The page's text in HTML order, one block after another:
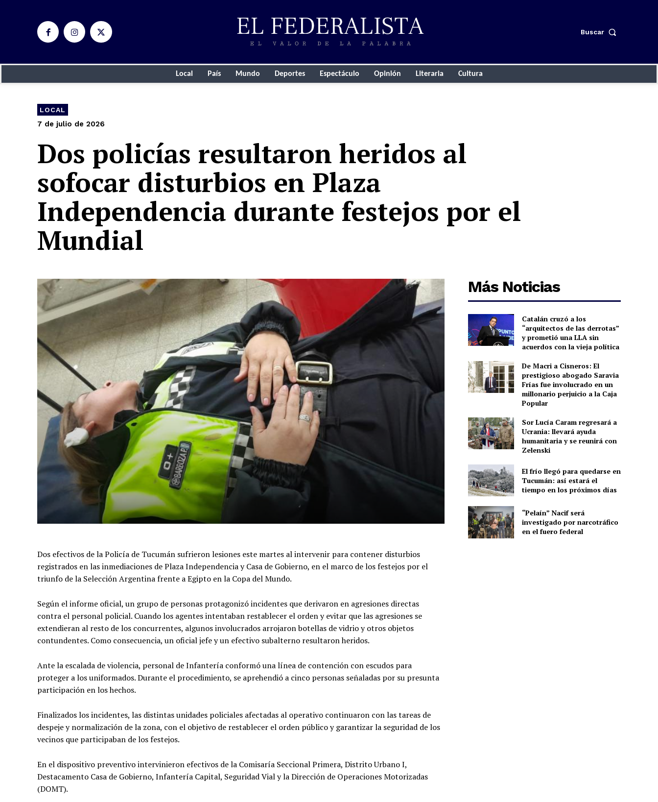
Buscar
Local País Mundo Deportes Espectáculo Opinión Literaria Cultura
LOCAL
7 de julio de 2026
Dos policías resultaron heridos al
sofocar disturbios en Plaza
Independencia durante festejos por el
Mundial
Dos efectivos de la Policía de Tucumán sufrieron lesiones este martes al intervenir para contener disturbios
registrados en las inmediaciones de Plaza Independencia y Casa de Gobierno, en el marco de los festejos por el
triunfo de la Selección Argentina frente a Egipto en la Copa del Mundo.
Según el informe oficial, un grupo de personas protagonizó incidentes que derivaron en agresiones directas
contra el personal policial. Cuando los agentes intentaban restablecer el orden y evitar que las agresiones se
extendieran al resto de los concurrentes, algunos involucrados arrojaron botellas de vidrio y otros objetos
contundentes. Como consecuencia, un oficial jefe y un efectivo subalterno resultaron heridos.
Ante la escalada de violencia, personal de Infantería conformó una línea de contención con escudos para
proteger a los uniformados. Durante el procedimiento, se aprehendió a cinco personas señaladas por su presunta
participación en los hechos.
Finalizados los incidentes, las distintas unidades policiales afectadas al operativo continuaron con las tareas de
despeje y normalización de la zona, con el objetivo de restablecer el orden público y garantizar la seguridad de los
vecinos que participaban de los festejos.
En el dispositivo preventivo intervinieron efectivos de la Comisaría Seccional Primera, Distrito Urbano I,
Destacamento Casa de Gobierno, Infantería Capital, Seguridad Vial y la Dirección de Operaciones Motorizadas
(DOMT).
Más Noticias
Catalán cruzó a los
“arquitectos de las derrotas”
y prometió una LLA sin
acuerdos con la vieja política
De Macri a Cisneros: El
prestigioso abogado Saravia
Frías fue involucrado en un
millonario perjuicio a la Caja
Popular
Sor Lucía Caram regresará a
Ucrania: llevará ayuda
humanitaria y se reunirá con
Zelenski
El frío llegó para quedarse en
Tucumán: así estará el
tiempo en los próximos días
“Pelaín” Nacif será
investigado por narcotráfico
en el fuero federal